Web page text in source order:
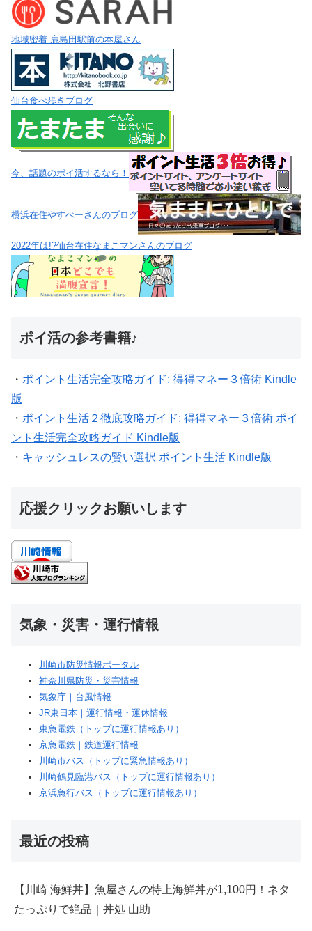
地域密着 鹿島田駅前の本屋さん
仙台食べ歩きブログ
今、話題のポイ活するなら！
横浜在住やすべーさんのブログ
2022年は!?仙台在住なまこマンさんのブログ
ポイ活の参考書籍♪
・ ポイント生活完全攻略ガイド: 得得マネー３倍術 Kindle
版
・ ポイント生活２徹底攻略ガイド: 得得マネー３倍術 ポイ
ント生活完全攻略ガイド Kindle版
・ キャッシュレスの賢い選択 ポイント生活 Kindle版
応援クリックお願いします
気象・災害・運行情報
川崎市防災情報ポータル
神奈川県防災・災害情報
気象庁｜台風情報
JR東日本｜運行情報・運休情報
東急電鉄（トップに運行情報あり）
京急電鉄｜鉄道運行情報
川崎市バス（トップに緊急情報あり）
川崎鶴見臨港バス（トップに運行情報あり）
京浜急行バス（トップに運行情報あり）
最近の投稿
【川崎 海鮮丼】魚屋さんの特上海鮮丼が1,100円！ネタ
たっぷりで絶品｜丼処 山助